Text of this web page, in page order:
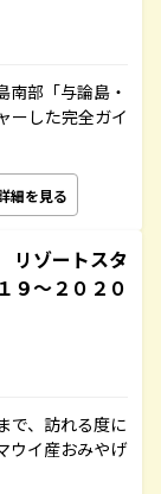
部「与論島・
ーした完全ガイ
細を見る
ゾートスタ
～２０２０
で、訪れる度に
ウイ産おみやげ